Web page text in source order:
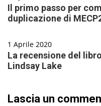
Il primo passo per
duplicazione di
1 Aprile 2020
La recensione del
Lindsay Lake
Lascia un